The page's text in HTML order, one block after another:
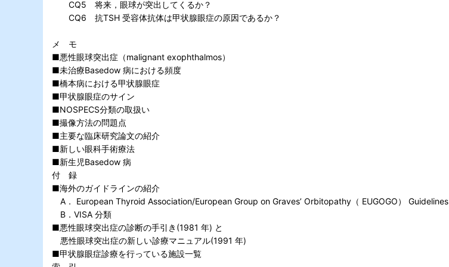
CQ5 将来，眼球が突出してくるか？
CQ6 抗TSH 受容体抗体は甲状腺眼症の原因であるか？
メ モ
■悪性眼球突出症（malignant exophthalmos）
■未治療Basedow 病における頻度
■橋本病における甲状腺眼症
■甲状腺眼症のサイン
■NOSPECS分類の取扱い
■撮像方法の問題点
■主要な臨床研究論文の紹介
■新しい眼科手術療法
■新生児Basedow 病
付 録
■海外のガイドラインの紹介
A． European Thyroid Association/European Group on Graves’ Orbitopathy（ EUGOGO） Guidelines
B．VISA 分類
■悪性眼球突出症の診断の手引き(1981 年) と
悪性眼球突出症の新しい診療マニュアル(1991 年)
■甲状腺眼症診療を行っている施設一覧